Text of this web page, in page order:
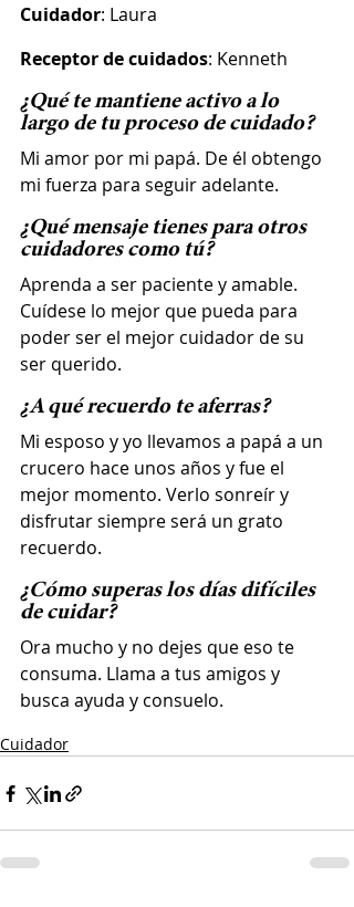
Cuidador: Laura
Receptor de cuidados: Kenneth
¿Qué te mantiene activo a lo
largo de tu proceso de cuidado?
Mi amor por mi papá. De él obtengo
mi fuerza para seguir adelante.
¿Qué mensaje tienes para otros
cuidadores como tú?
Aprenda a ser paciente y amable.
Cuídese lo mejor que pueda para
poder ser el mejor cuidador de su
ser querido.
¿A qué recuerdo te aferras?
Mi esposo y yo llevamos a papá a un
crucero hace unos años y fue el
mejor momento. Verlo sonreír y
disfrutar siempre será un grato
recuerdo.
¿Cómo superas los días difíciles
de cuidar?
Ora mucho y no dejes que eso te
consuma. Llama a tus amigos y
busca ayuda y consuelo.
Cuidador